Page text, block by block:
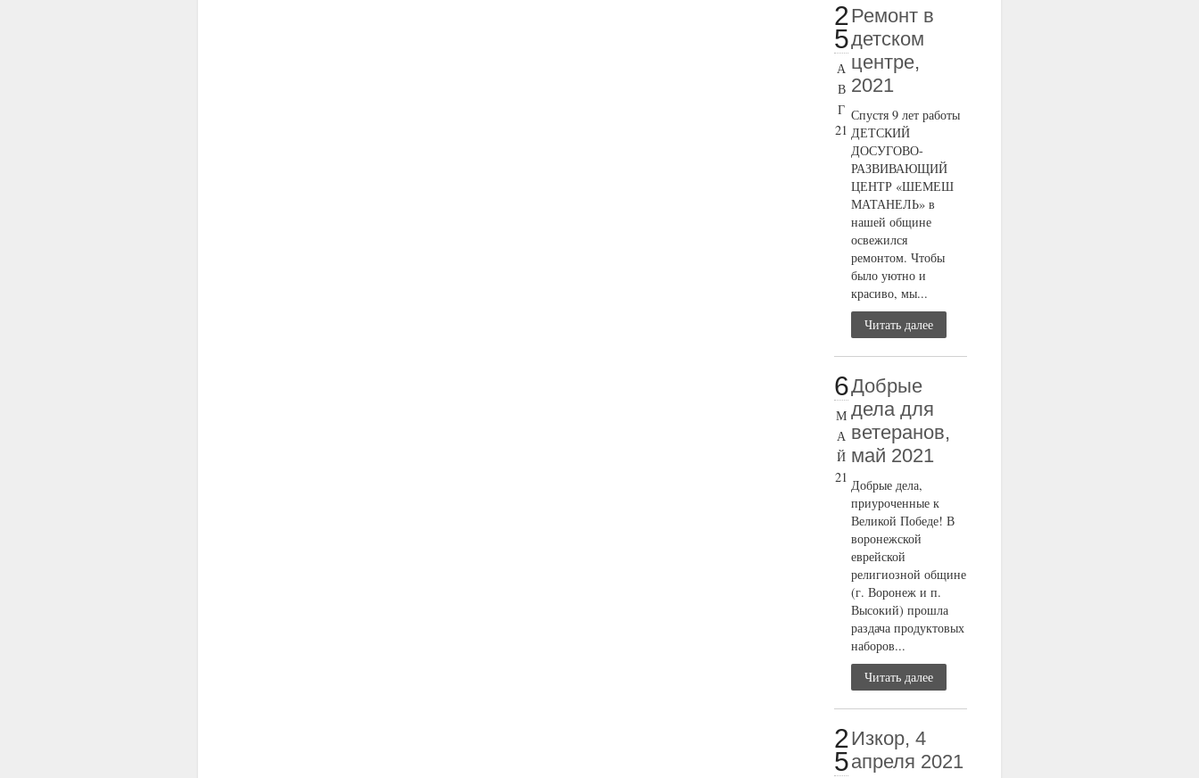
2
5
А
В
Г
21
Ремонт в
детском
центре,
2021
Спустя 9 лет работы
ДЕТСКИЙ
ДОСУГОВО-
РАЗВИВАЮЩИЙ
ЦЕНТР «ШЕМЕШ
МАТАНЕЛЬ» в
нашей общине
освежился
ремонтом. Чтобы
было уютно и
красиво, мы...
Читать далее
6
М
А
Й
21
Добрые
дела для
ветеранов,
май 2021
Добрые дела,
приуроченные к
Великой Победе! В
воронежской
еврейской
религиозной общине
(г. Воронеж и п.
Высокий) прошла
раздача продуктовых
наборов...
Читать далее
2
5
Изкор, 4
апреля 2021